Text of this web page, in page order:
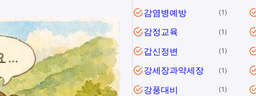
감염병예방 1
감정교육 1
갑신정변 1
강세장과약세장 1
강풍대비 1